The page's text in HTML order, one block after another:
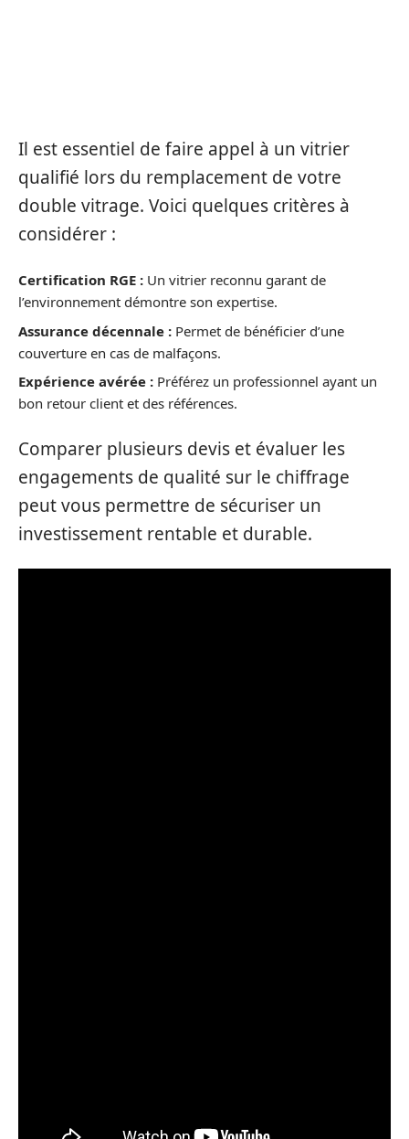
Il est essentiel de faire appel à un vitrier
qualifié lors du remplacement de votre
double vitrage. Voici quelques critères à
considérer :
Certification RGE : Un vitrier reconnu garant de
l’environnement démontre son expertise.
Assurance décennale : Permet de bénéficier d’une
couverture en cas de malfaçons.
Expérience avérée : Préférez un professionnel ayant un
bon retour client et des références.
Comparer plusieurs devis et évaluer les
engagements de qualité sur le chiffrage
peut vous permettre de sécuriser un
investissement rentable et durable.